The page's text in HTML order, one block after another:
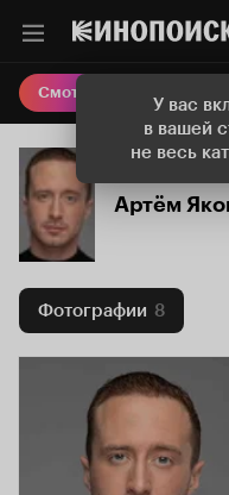
У вас
в вашей
не весь
Смотреть кино
Артём
Фотографии 8